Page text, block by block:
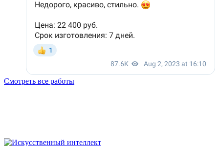
Смотреть все работы